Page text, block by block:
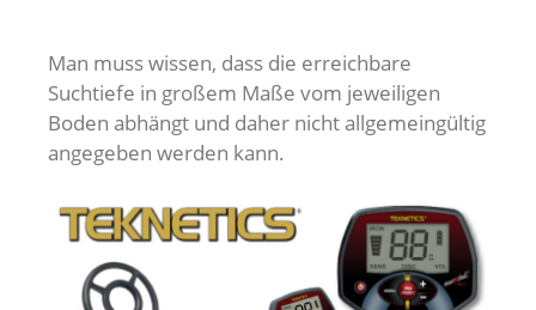
Man muss wissen, dass die erreichbare
Suchtiefe in großem Maße vom jeweiligen
Boden abhängt und daher nicht allgemeingültig
angegeben werden kann.